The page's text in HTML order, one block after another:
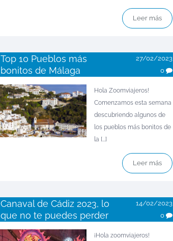
Leer más
Top 10 Pueblos más
bonitos de Málaga
27/02/2023
0
Hola Zoomviajeros!
Comenzamos esta semana
descubriendo algunos de
los pueblos más bonitos de
la [...]
Leer más
Canaval de Cádiz 2023, lo
que no te puedes perder
14/02/2023
0
¡Hola zoomviajeros!